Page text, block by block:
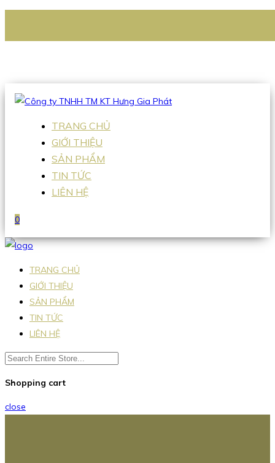
Hotline:0938 336 079
TRANG CHỦ
GIỚI THIỆU
SẢN PHẨM
TIN TỨC
LIÊN HỆ
0
TRANG CHỦ
GIỚI THIỆU
SẢN PHẨM
TIN TỨC
LIÊN HỆ
Shopping cart
close